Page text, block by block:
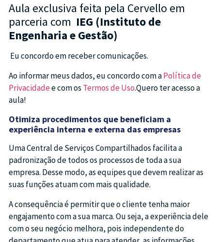
Aula exclusiva feita pela Cervello em
parceria com IEG (Instituto de
Engenharia e Gestão)
Eu concordo em receber comunicações.
Ao informar meus dados, eu concordo com aPolítica de
Privacidadee com os Termos de Uso.Quero ter acesso a
aula!
Otimiza procedimentos que beneficiam a
experiência interna e externa das empresas
Uma Central de Serviços Compartilhados facilita a
padronização de todos os processos de toda a sua
empresa. Desse modo, as equipes que devem realizar as
suas funções atuam com mais qualidade.
A consequência é permitir que o cliente tenha maior
engajamento com a sua marca. Ou seja, a experiência dele
com o seu negócio melhora, pois independente do